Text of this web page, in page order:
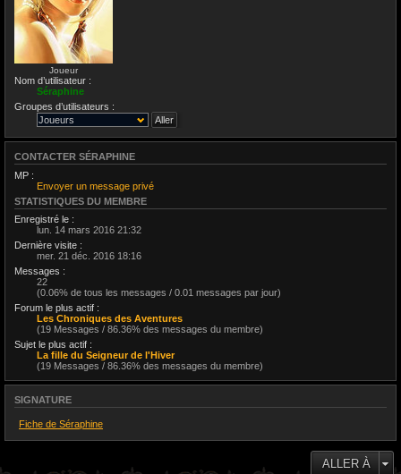
Joueur
Nom d’utilisateur :
Séraphine
Groupes d’utilisateurs :
CONTACTER SÉRAPHINE
MP :
Envoyer un message privé
STATISTIQUES DU MEMBRE
Enregistré le :
lun. 14 mars 2016 21:32
Dernière visite :
mer. 21 déc. 2016 18:16
Messages :
22
(0.06% de tous les messages / 0.01 messages par jour)
Forum le plus actif :
Les Chroniques des Aventures
(19 Messages / 86.36% des messages du membre)
Sujet le plus actif :
La fille du Seigneur de l'Hiver
(19 Messages / 86.36% des messages du membre)
SIGNATURE
Fiche de Séraphine
ALLER À